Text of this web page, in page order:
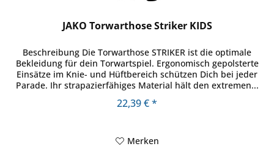
JAKO Torwarthose Striker KIDS
Beschreibung Die Torwarthose STRIKER ist die optimale
Bekleidung für dein Torwartspiel. Ergonomisch gepolsterte
Einsätze im Knie- und Hüftbereich schützen Dich bei jeder
Parade. Ihr strapazierfähiges Material hält den extremen...
22,39 € *
Merken